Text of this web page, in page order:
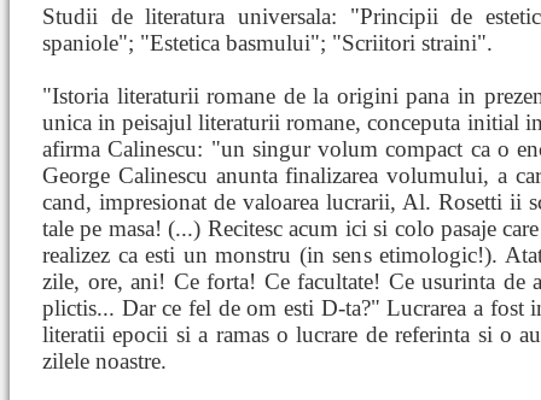
Studii de literatura universala: "Principii de
spaniole"; "Estetica basmului"; "Scriitori straini".
"Istoria literaturii romane de la origini pana in
unica in peisajul literaturii romane, conceputa initial
afirma Calinescu: "un singur volum compact ca o
George Calinescu anunta finalizarea volumului, a
cand, impresionat de valoarea lucrarii, Al. Rosetti
tale pe masa! (...) Recitesc acum ici si colo pasaje
realizez ca esti un monstru (in sens etimologic!).
zile, ore, ani! Ce forta! Ce facultate! Ce usurinta de
plictis... Dar ce fel de om esti D-ta?" Lucrarea a fost
literatii epocii si a ramas o lucrare de referinta si o
zilele noastre.